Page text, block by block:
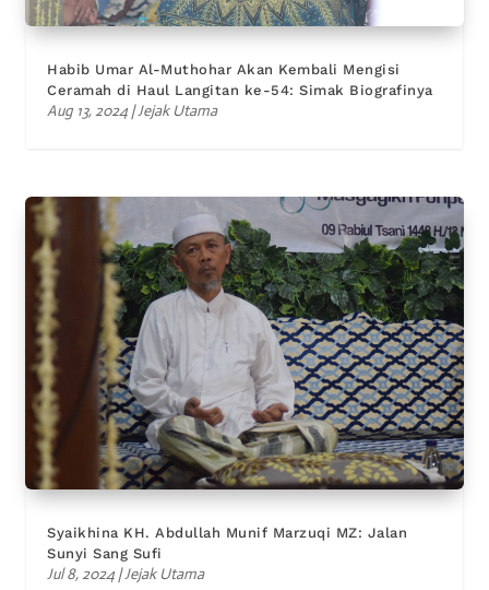
Habib Umar Al-Muthohar Akan Kembali Mengisi
Ceramah di Haul Langitan ke-54: Simak Biografinya
Aug 13, 2024|Jejak Utama
Syaikhina KH. Abdullah Munif Marzuqi MZ: Jalan
Sunyi Sang Sufi
Jul 8, 2024|Jejak Utama